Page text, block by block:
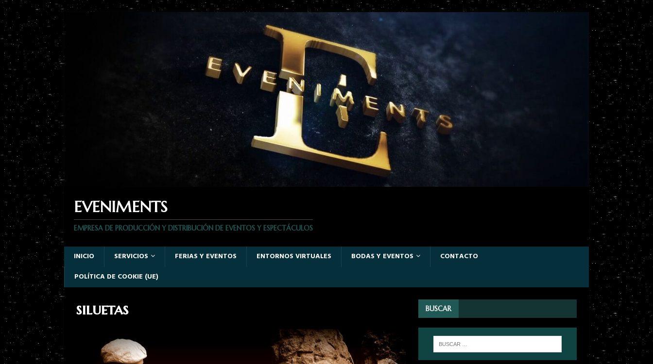
EVENIMENTS
EMPRESA DE PRODUCCIÓN Y DISTRIBUCIÓN DE EVENTOS Y ESPECTÁCULOS
INICIO SERVICIOS FERIAS Y EVENTOS ENTORNOS VIRTUALES BODAS Y EVENTOS
CONTACTO
POLÍTICA DE COOKIE (UE)
siluetas BUSCAR